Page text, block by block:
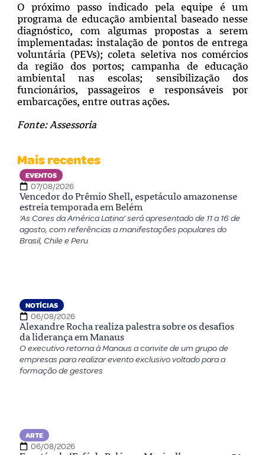
O próximo passo indicado pela equipe é um
programa de educação ambiental baseado nesse
diagnóstico, com algumas propostas a serem
implementadas: instalação de pontos de entrega
voluntária (PEVs); coleta seletiva nos comércios
da região dos portos; campanha de educação
ambiental nas escolas; sensibilização dos
funcionários, passageiros e responsáveis por
embarcações, entre outras ações.
Fonte: Assessoria
Mais recentes
EVENTOS
07/08/2026
Vencedor do Prêmio Shell, espetáculo amazonense
estreia temporada em Belém
‘As Cores da América Latina’ será apresentado de 11 a 16 de
agosto, com referências a manifestações populares do
Brasil, Chile e Peru
NOTÍCIAS
06/08/2026
Alexandre Rocha realiza palestra sobre os desafios
da liderança em Manaus
O executivo retorna à Manaus a convite de um grupo de
empresas para realizar evento exclusivo voltado para a
formação de gestores
ARTE
06/08/2026